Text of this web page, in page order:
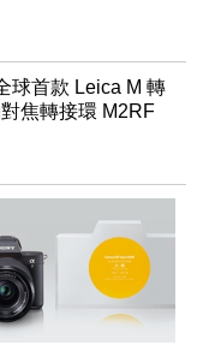
球首款 Leica M 轉
焦轉接環 M2RF